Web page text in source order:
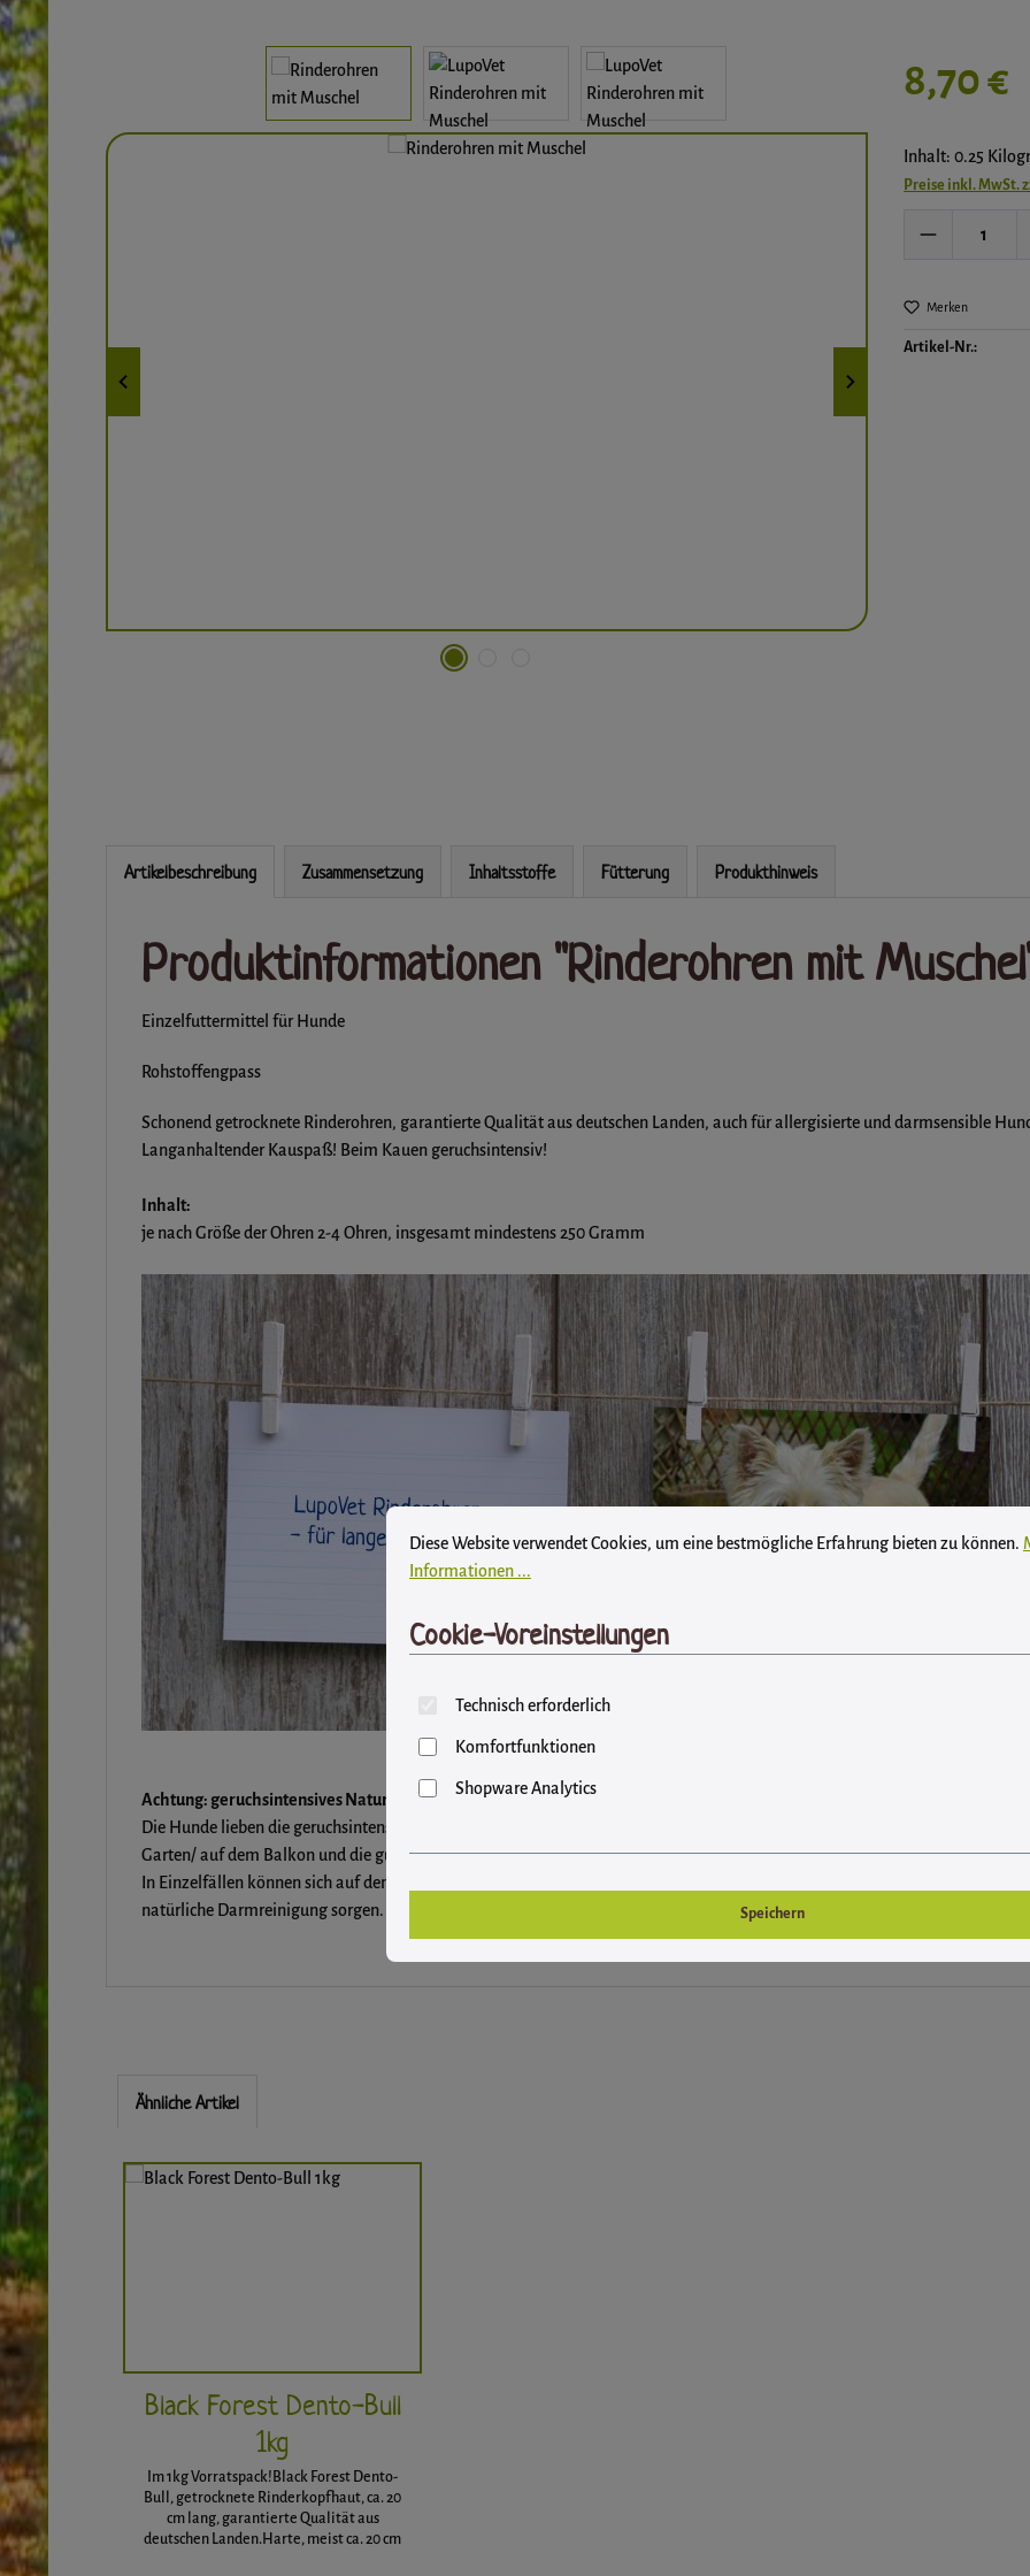
Bildergalerie überspringen 8,70 €
Inhalt: 0.25
Preise inkl. MwSt.
Produkt
Merken
Artikel-Nr.:
Artikelbeschreibung Zusammensetzung Inhaltsstoffe Fütterung Produkthinweis
Produktinformationen "Rinderohren mit
Einzelfuttermittel für Hunde
Rohstoffengpass
Schonend getrocknete Rinderohren, garantierte Qualität aus deutschen Landen, auch für allergisierte und darmsensible
Langanhaltender Kauspaß! Beim Kauen geruchsintensiv!
Inhalt:
je nach Größe der Ohren 2-4 Ohren, insgesamt mindestens 250 Gramm
Achtung: geruchsintensives Naturprodukt!
Die Hunde lieben die geruchsintensiveren Chargen besonders. Besitzern mit empfindlichen Nasen empfehlen wir unsere
Garten/ auf dem Balkon und die gut verschlossene Lagerung (zum Beispiel in der Garage).
In Einzelfällen können sich auf den Rinderohren noch restliche Haare befinden, die von Ihrem Hund völlig unbedenklich
natürliche Darmreinigung sorgen.
Ähnliche Artikel
Produktgalerie überspringen
Black Forest Dento-Bull
1kg
Im 1kg Vorratspack!Black Forest Dento-
Bull, getrocknete Rinderkopfhaut, ca. 20
cm lang, garantierte Qualität aus
deutschen Landen.Harte, meist ca. 20 cm
Cookie-Voreinstellungen
Diese Website verwendet Cookies, um eine bestmögliche Erfahrung bieten zu können.
Diese Website verwendet Cookies, um eine bestmögliche Erfahrung bieten zu können.
Informationen ...
Cookie-Voreinstellungen
Technisch erforderlich
Komfortfunktionen
Shopware Analytics
Speichern